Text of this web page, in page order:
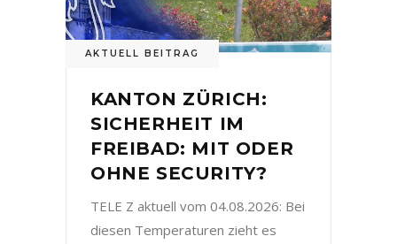
AKTUELL BEITRAG
KANTON ZÜRICH:
SICHERHEIT IM
FREIBAD: MIT ODER
OHNE SECURITY?
TELE Z aktuell vom 04.08.2026: Bei
diesen Temperaturen zieht es